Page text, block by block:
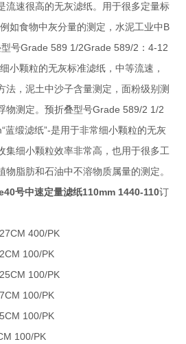
流速很高的无灰滤纸。用于很多定量标
如食物中灰分量的测定，水泥工业中B
号Grade 589 1/2Grade 589/2：4-12
小颗粒的无灰标准滤纸，中等流速，
法，泥土中沙子含量测定，面粉级别测
物测定。预折叠型号Grade 589/2 1/2
蓝缎滤纸”-是用于非常细小颗粒的无灰
集细小颗粒效率非常高，也用于很多工
脂肪和石油中不溶物质属量的测定。
号中速定量滤纸110mm 1440-110订
400/PK
100/PK
100/PK
100/PK
100/PK
100/PK